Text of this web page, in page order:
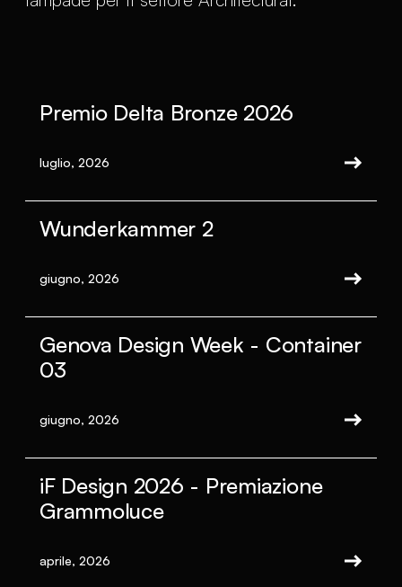
Premio Delta Bronze 2026
luglio, 2026
Wunderkammer 2
giugno, 2026
Genova Design Week - Container
03
giugno, 2026
iF Design 2026 - Premiazione
Grammoluce
aprile, 2026